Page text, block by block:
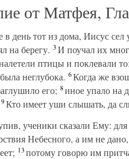
от Матфея,
день тот из дома, Иисус сел
на берегу. 3И поучал их
птицы и поклевали то;
неглубока. 6Когда же
его; 8иное упало на
9Кто имеет уши слышать, да
ученики сказали Ему:
Небесного, а им не дано,
13потому говорю им